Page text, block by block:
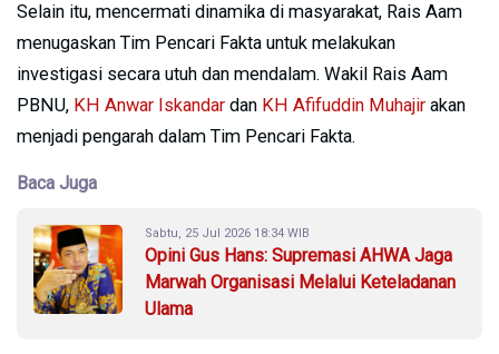
Selain itu, mencermati dinamika di masyarakat, Rais Aam
menugaskan Tim Pencari Fakta untuk melakukan
investigasi secara utuh dan mendalam. Wakil Rais Aam
PBNU, KH Anwar Iskandar dan KH Afifuddin Muhajir akan
menjadi pengarah dalam Tim Pencari Fakta.
Baca Juga
Sabtu, 25 Jul 2026 18:34 WIB
Opini Gus Hans: Supremasi AHWA Jaga
Marwah Organisasi Melalui Keteladanan
Ulama